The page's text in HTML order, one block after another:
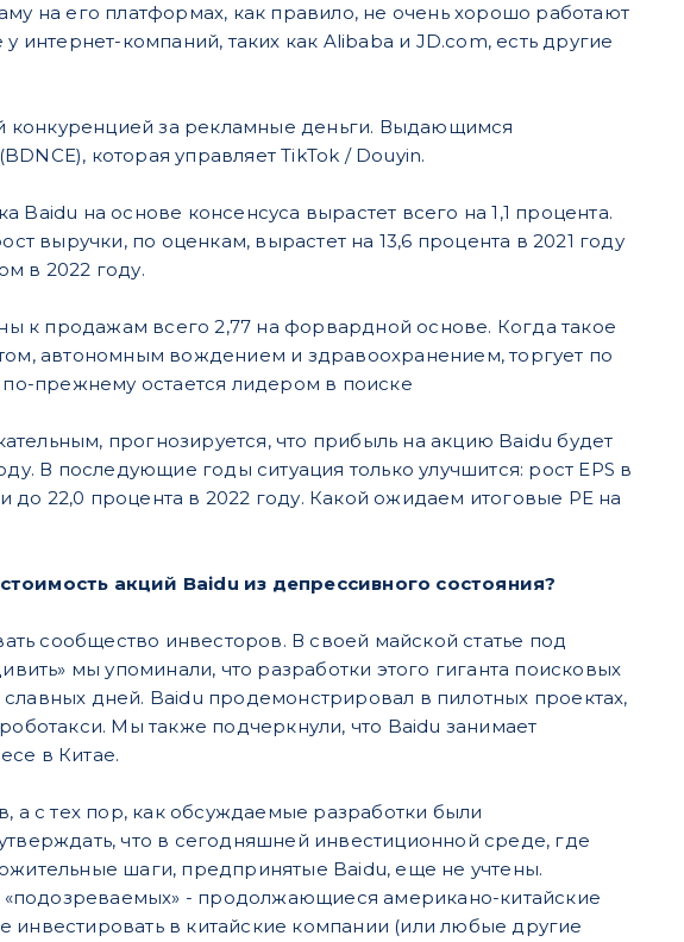
на его платформах, как правило, не очень хорошо работают
интернет-компаний, таких как Alibaba и JD.com, есть другие
конкуренцией за рекламные деньги. Выдающимся
которая управляет TikTok / Douyin.
Baidu на основе консенсуса вырастет всего на 1,1 процента.
выручки, по оценкам, вырастет на 13,6 процента в 2021 году
в 2022 году.
к продажам всего 2,77 на форвардной основе. Когда такое
автономным вождением и здравоохранением, торгует по
прежнему остается лидером в поиске
прогнозируется, что прибыль на акцию Baidu будет
В последующие годы ситуация только улучшится: рост EPS в
до 22,0 процента в 2022 году. Какой ожидаем итоговые PE на
акций Baidu из депрессивного состояния?
сообщество инвесторов. В своей майской статье под
мы упоминали, что разработки этого гиганта поисковых
дней. Baidu продемонстрировал в пилотных проектах,
Мы также подчеркнули, что Baidu занимает
в Китае.
а с тех пор, как обсуждаемые разработки были
что в сегодняшней инвестиционной среде, где
шаги, предпринятые Baidu, еще не учтены.
- продолжающиеся американо-китайские
инвестировать в китайские компании (или любые другие